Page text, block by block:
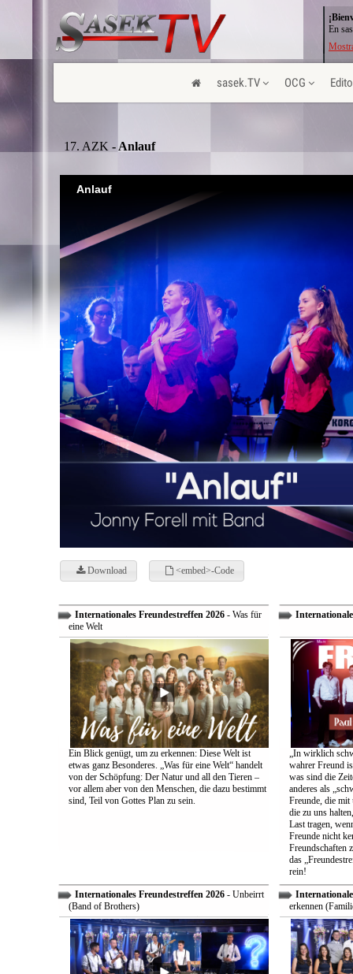
sasek.TV OCG
En
17. AZK - Anlauf
Anlauf
Download <embed>-Code
Internationales Freundestreffen 2026- Was für
eine Welt
Ein Blick genügt, um zu erkennen: Diese Welt ist
etwas ganz Besonderes. „Was für eine Welt“ handelt
von der Schöpfung: Der Natur und all den Tieren –
vor allem aber von den Menschen, die dazu bestimmt
sind, Teil von Gottes Plan zu sein.
„In wirklich
wahrer Freund
was sind die
anderes als
Freunde, die mit
die zu uns
Last tragen,
Freunde nicht
Freundschaften
das
rein!
Internationales Freundestreffen 2026- Unbeirrt
(Band of Brothers)
erkennen